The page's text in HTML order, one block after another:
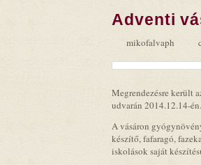
Adventi
mikofalvaph
Megrendezésre került
udvarán 2014.12.14-én.
A vásáron
készítő, fafaragó,
iskolások saját